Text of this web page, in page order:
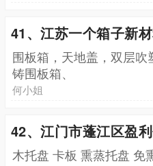
41、江苏一个箱子新
围板箱，天地盖，双层
铸围板箱、
何小姐
42、江门市蓬江区盈
木托盘 卡板 熏蒸托盘 免